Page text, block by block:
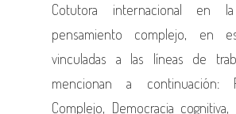
Cotutora internacional en
pensamiento complejo, en
vinculadas a las líneas de
mencionan a continuación:
Complejo, Democracia cognitiva,